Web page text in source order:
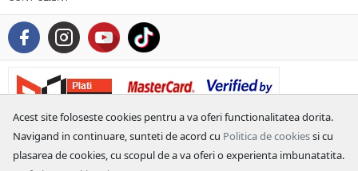
Acest site foloseste cookies pentru a va oferi functionalitatea dorita.
Navigand in continuare, sunteti de acord cu Politica de cookiessi cu
plasarea de cookies, cu scopul de a va oferi o experienta imbunatatita.